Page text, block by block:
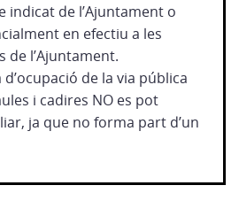
indicat de l’Ajuntament o
en efectiu a les
de l’Ajuntament.
d’ocupació de la via pública
i cadires NO es pot
ja que no forma part d’un